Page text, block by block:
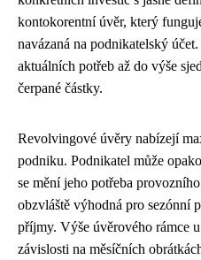
kontokorentní úvěr, který
navázaná na podnikatelský
aktuálních potřeb až do výše
čerpané částky.
Revolvingové úvěry nabízejí
podniku. Podnikatel může
se mění jeho potřeba
obzvláště výhodná pro sezónní
příjmy. Výše úvěrového rámce
závislosti na měsíčních